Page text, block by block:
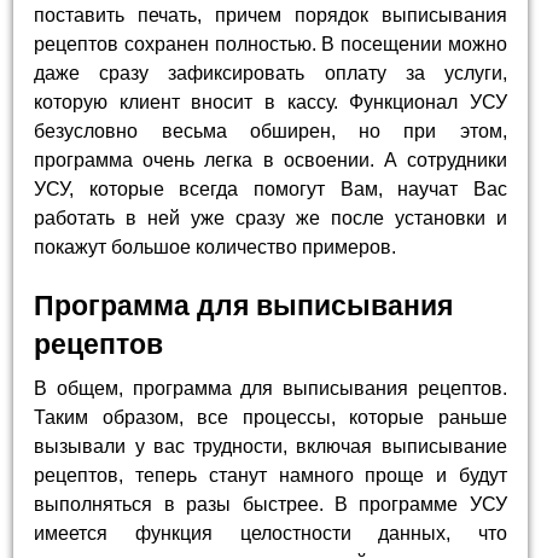
поставить печать, причем порядок выписывания
рецептов сохранен полностью. В посещении можно
даже сразу зафиксировать оплату за услуги,
которую клиент вносит в кассу. Функционал УСУ
безусловно весьма обширен, но при этом,
программа очень легка в освоении. А сотрудники
УСУ, которые всегда помогут Вам, научат Вас
работать в ней уже сразу же после установки и
покажут большое количество примеров.
Программа для выписывания
рецептов
В общем, программа для выписывания рецептов.
Таким образом, все процессы, которые раньше
вызывали у вас трудности, включая выписывание
рецептов, теперь станут намного проще и будут
выполняться в разы быстрее. В программе УСУ
имеется функция целостности данных, что